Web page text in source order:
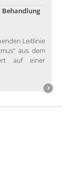
Behandlung
Leitlinie
aus dem
auf einer